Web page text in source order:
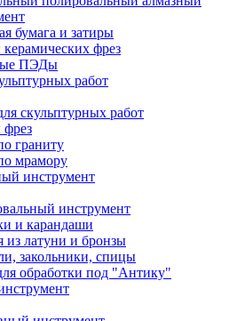
бумага и затиры
фрез
ПЭДы
работ
скульптурных работ
граниту
мрамору
инструмент
инструмент
и карандаши
из латуни и бронзы
закольники, спицы
обработки под "Антику"